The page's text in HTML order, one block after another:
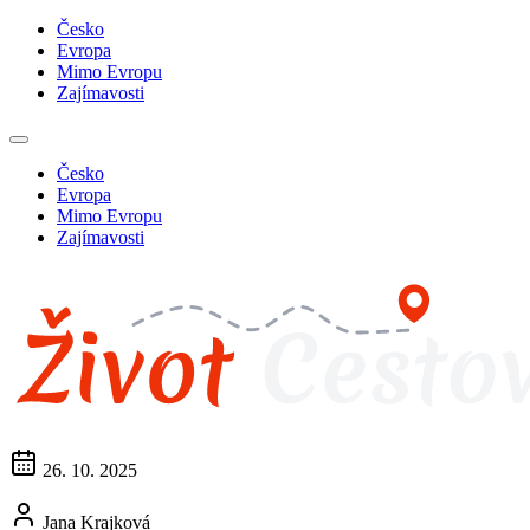
Česko
Evropa
Mimo Evropu
Zajímavosti
Česko
Evropa
Mimo Evropu
Zajímavosti
26. 10. 2025
Jana Krajková